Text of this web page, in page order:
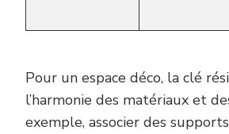
Pour un espace déco, la clé
l’harmonie des matériaux et
exemple, associer des